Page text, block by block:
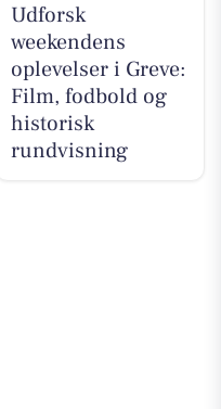
Udforsk
weekendens
oplevelser i Greve:
Film, fodbold og
historisk
rundvisning